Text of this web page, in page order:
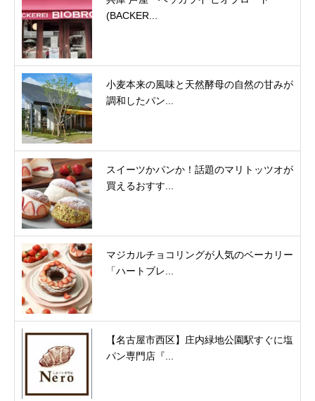
(BACKER...
小麦本来の風味と天然酵母の自然の甘みが
調和したパン...
スイーツかパンか！話題のマリトッツオが
買えるおすす...
マジカルチョコリングが人気のベーカリー
「ハートブレ...
【名古屋市西区】庄内緑地公園駅すぐに塩
パン専門店『...